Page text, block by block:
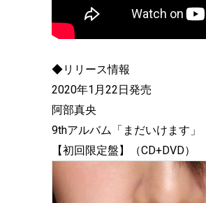
◆リリース情報
2020年1月22日発売
阿部真央
9thアルバム「まだいけます」
【初回限定盤】（CD+DVD）